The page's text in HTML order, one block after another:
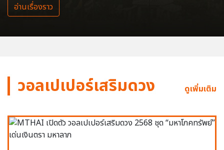
อ่านเรื่องราว
วอลเปเปอร์เสริมดวง ดูเพิ่มเติม